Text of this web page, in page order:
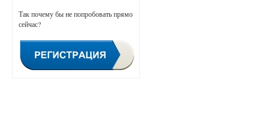
Так почему бы не попробовать прямо
сейчас?